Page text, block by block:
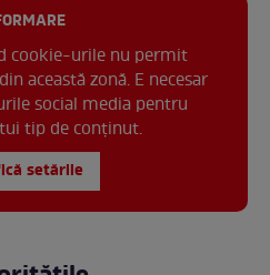
cookie-urile nu permit
această zonă. E necesar
social media pentru
tip de conținut.
setările